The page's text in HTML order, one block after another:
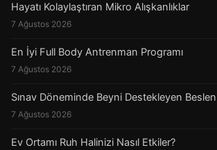
Hayatı Kolaylaştıran Mikro Alışkanlıklar
7 Ağustos 2026
En İyi Full Body Antrenman Programı
7 Ağustos 2026
Sınav Döneminde Beyni Destekleyen
7 Ağustos 2026
Ev Ortamı Ruh Halinizi Nasıl Etkiler?